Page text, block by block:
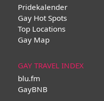
Pridekalender
Gay Hot Spots
Top Locations
Gay Map
GAY TRAVEL INDEX
blu.fm
GayBNB